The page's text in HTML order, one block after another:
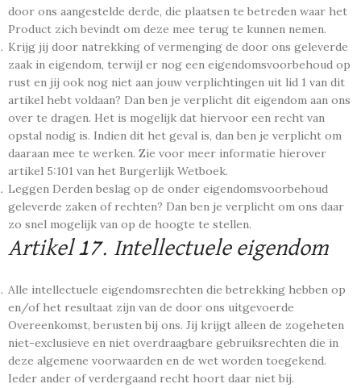
door ons aangestelde derde, die plaatsen te betreden waar het
Product zich bevindt om deze mee terug te kunnen nemen.
Krijg jij door natrekking of vermenging de door ons geleverde
zaak in eigendom, terwijl er nog een eigendomsvoorbehoud op
rust en jij ook nog niet aan jouw verplichtingen uit lid 1 van dit
artikel hebt voldaan? Dan ben je verplicht dit eigendom aan ons
over te dragen. Het is mogelijk dat hiervoor een recht van
opstal nodig is. Indien dit het geval is, dan ben je verplicht om
daaraan mee te werken. Zie voor meer informatie hierover
artikel 5:101 van het Burgerlijk Wetboek.
Leggen Derden beslag op de onder eigendomsvoorbehoud
geleverde zaken of rechten? Dan ben je verplicht om ons daar
zo snel mogelijk van op de hoogte te stellen.
Artikel 17. Intellectuele eigendom
Alle intellectuele eigendomsrechten die betrekking hebben op
en/of het resultaat zijn van de door ons uitgevoerde
Overeenkomst, berusten bij ons. Jij krijgt alleen de zogeheten
niet-exclusieve en niet overdraagbare gebruiksrechten die in
deze algemene voorwaarden en de wet worden toegekend.
Ieder ander of verdergaand recht hoort daar niet bij.